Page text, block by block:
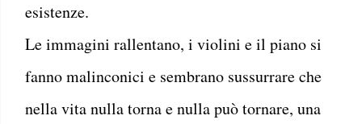
esistenze.
Le immagini rallentano, i violini e il piano si
fanno malinconici e sembrano sussurrare che
nella vita nulla torna e nulla può tornare, una